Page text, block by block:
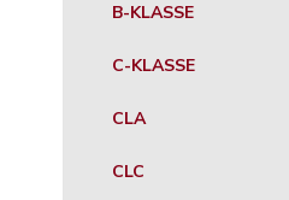
B-KLASSE
C-KLASSE
CLA
CLC